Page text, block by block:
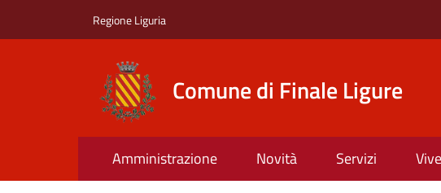
Regione Liguria
Comune di Finale Ligure
Amministrazione Novità Servizi